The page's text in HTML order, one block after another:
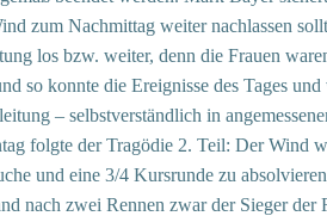
zum Nachmittag weiter nachlassen
los bzw. weiter, denn die Frauen
so konnte die Ereignisse des Tages
– selbstverständlich in
folgte der Tragödie 2. Teil: Der Wind
und eine 3/4 Kursrunde zu
nach zwei Rennen zwar der Sieger